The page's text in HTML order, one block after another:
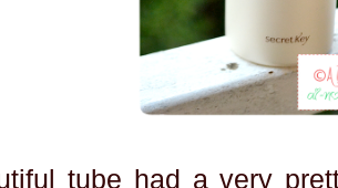
tube had a very